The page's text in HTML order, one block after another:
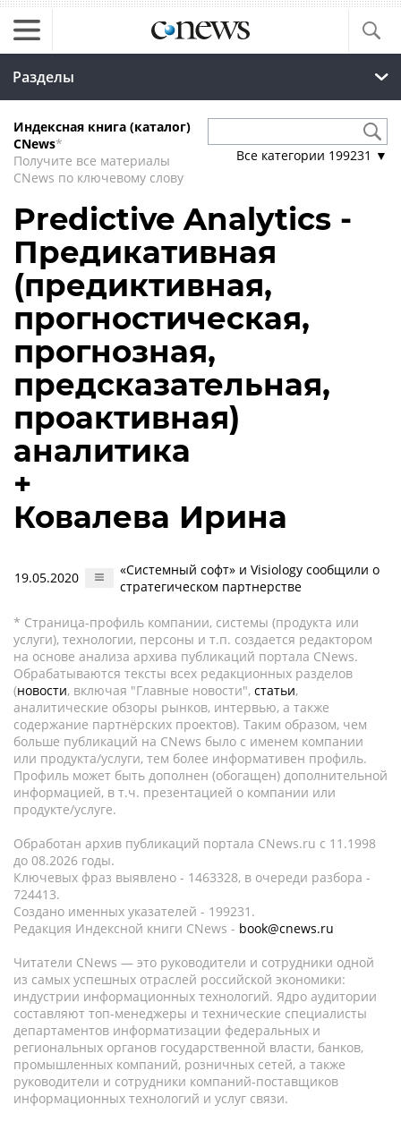
Разделы
Индексная книга (каталог)
CNews*
Получите все материалы
CNews по ключевому слову
Все категории 199231 ▼
Predictive Analytics -
Предикативная
(предиктивная,
прогностическая,
прогнозная,
предсказательная,
проактивная)
аналитика
+
Ковалева Ирина
19.05.2020
«Системный софт» и Visiology сообщили о
стратегическом партнерстве
* Страница-профиль компании, системы (продукта или
услуги), технологии, персоны и т.п. создается редактором
на основе анализа архива публикаций портала CNews.
Обрабатываются тексты всех редакционных разделов
(новости, включая "Главные новости", статьи,
аналитические обзоры рынков, интервью, а также
содержание партнёрских проектов). Таким образом, чем
больше публикаций на CNews было с именем компании
или продукта/услуги, тем более информативен профиль.
Профиль может быть дополнен (обогащен) дополнительной
информацией, в т.ч. презентацией о компании или
продукте/услуге.
Обработан архив публикаций портала CNews.ru c 11.1998
до 08.2026 годы.
Ключевых фраз выявлено - 1463328, в очереди разбора -
724413.
Создано именных указателей - 199231.
Редакция Индексной книги CNews - book@cnews.ru
Читатели CNews — это руководители и сотрудники одной
из самых успешных отраслей российской экономики:
индустрии информационных технологий. Ядро аудитории
составляют топ-менеджеры и технические специалисты
департаментов информатизации федеральных и
региональных органов государственной власти, банков,
промышленных компаний, розничных сетей, а также
руководители и сотрудники компаний-поставщиков
информационных технологий и услуг связи.